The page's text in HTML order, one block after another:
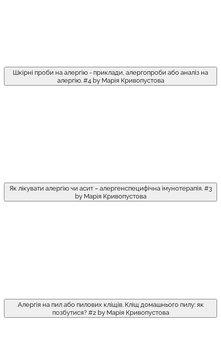
Шкірні проби на алергію - приклади, алергопроби або аналіз на
алергію. #4 by Марія Кривопустова
Як лікувати алергію чи асит – алергенспецифічна імунотерапія. #3
by Марія Кривопустова
Алергія на пил або пилових кліщів. Кліщ домашнього пилу: як
позбутися? #2 by Марія Кривопустова